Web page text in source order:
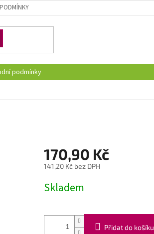
podmínky
170,90 Kč
141,20 Kč bez DPH
cena:
Skladem
Přidat do košíku